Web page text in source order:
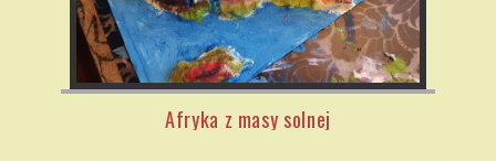
Afryka z masy solnej